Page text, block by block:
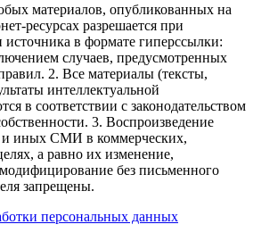
материалов, опубликованных на
ресурсах разрешается при
источника в формате гиперссылки:
случаев, предусмотренных
2. Все материалы (тексты,
интеллектуальной
в соответствии с законодательством
3. Воспроизведение
и иных СМИ в коммерческих,
а равно их изменение,
без письменного
запрещены.
персональных данных